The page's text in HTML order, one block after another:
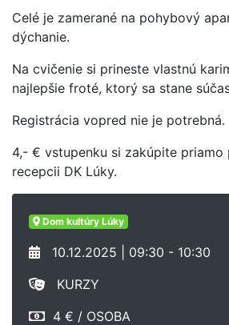
Celé je zamerané na pohybový
dýchanie.
Na cvičenie si prineste vlastnú
najlepšie froté, ktorý sa stane
Registrácia vopred nie je potrebná.
4,- € vstupenku si zakúpite priamo
recepcii DK Lúky.
Dom kultúry Lúky
10.12.2025 | 09:30 - 10:30
KURZY
4 € / OSOBA